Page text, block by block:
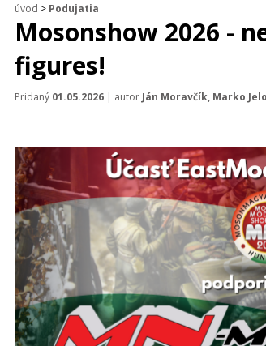
úvod > Podujatia
Mosonshow 2026 -
figures!
Pridaný 01.05.2026 | autor Ján Moravčík, Marko